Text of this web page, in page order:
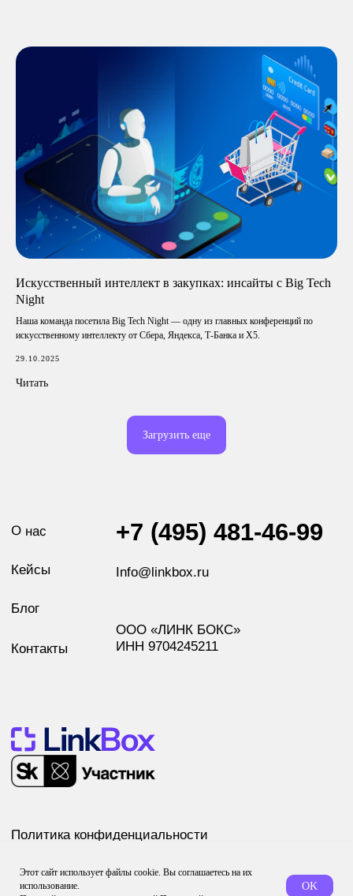
Искусственный интеллект в закупках: инсайты с Big Tech
Night
Наша команда посетила Big Tech Night — одну из главных конференций по
искусственному интеллекту от Сбера, Яндекса, Т-Банка и Х5.
29.10.2025
Читать
Загрузить еще
ИНН 9704245211
Кейсы
Политика конфиденциальности
Этот сайт использует файлы cookie. Вы соглашаетесь на их
использование.
OK